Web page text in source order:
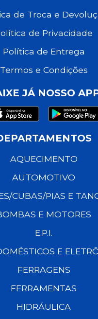
de Troca e
de Privacidade
Política de Entrega
Termos e Condições
JÁ NOSSO
AQUECIMENTO
AUTOMOTIVO
CUBAS/PIAS E
E MOTORES
E.P.I.
E
FERRAGENS
FERRAMENTAS
HIDRÁULICA